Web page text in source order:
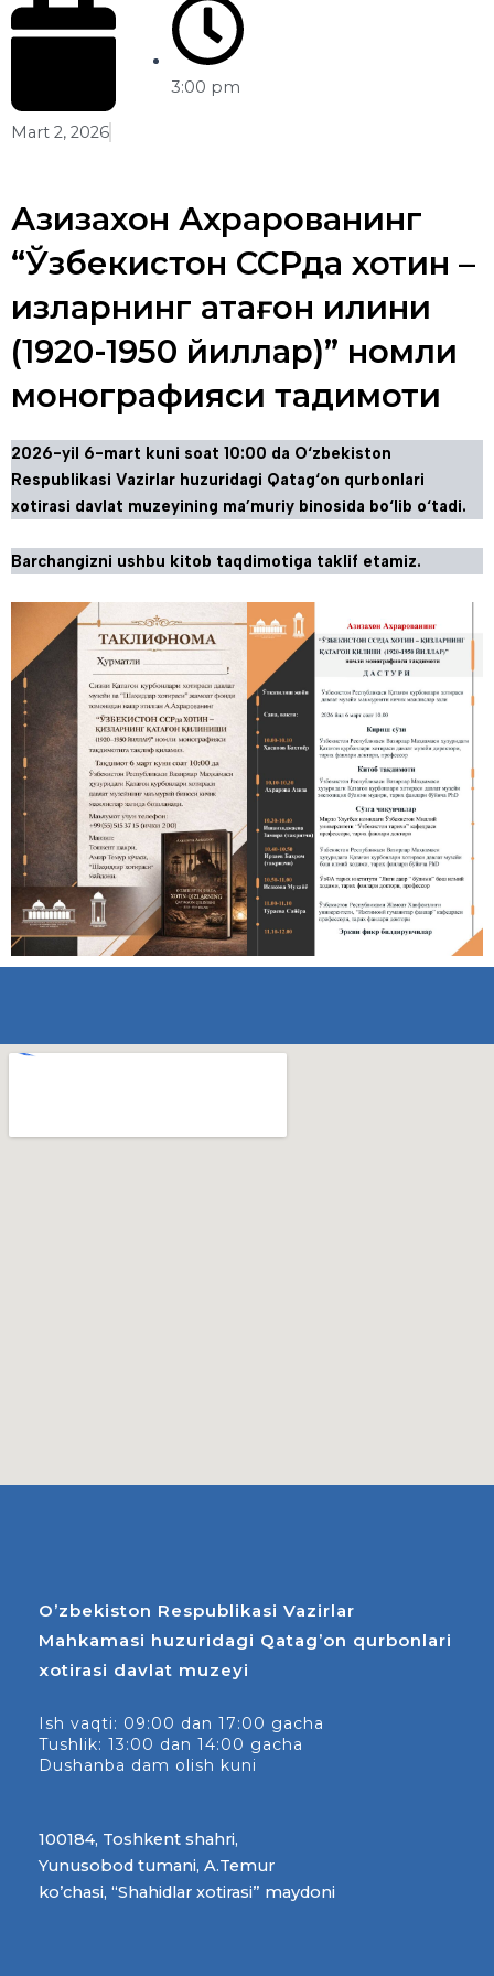
Mart 2, 2026
3:00 pm
Азизахон Ахрарованинг
“Ўзбекистон ССРда хотин –
қизларнинг қатағон қилини
(1920-1950 йиллар)” номли
монографияси тақдимоти
2026-yil 6-mart kuni soat 10:00 da O‘zbekiston
Respublikasi Vazirlar huzuridagi Qatag‘on qurbonlari
xotirasi davlat muzeyining ma’muriy binosida bo‘lib o‘tadi.
Barchangizni ushbu kitob taqdimotiga taklif etamiz.
O’zbekiston Respublikasi Vazirlar
Mahkamasi huzuridagi Qatag’on qurbonlari
xotirasi davlat muzeyi
Ish vaqti: 09:00 dan 17:00 gacha
Tushlik: 13:00 dan 14:00 gacha
Dushanba dam olish kuni
100184, Toshkent shahri,
Yunusobod tumani, A.Temur
ko’chasi, “Shahidlar xotirasi” maydoni